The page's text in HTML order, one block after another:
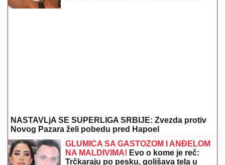
NASTAVLjA SE SUPERLIGA SRBIJE: Zvezda protiv
Novog Pazara želi pobedu pred Hapoel
GLUMICA SA GASTOZOM I ANĐELOM
NA MALDIVIMA! Evo o kome je reč:
Trčkaraju po pesku, golišava tela u